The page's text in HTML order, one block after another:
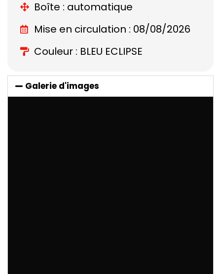
Boîte : automatique
Mise en circulation : 08/08/2026
Couleur : BLEU ECLIPSE
Galerie d'images